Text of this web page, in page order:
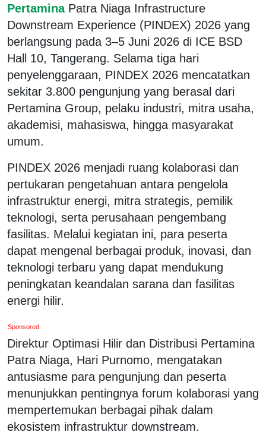
Pertamina Patra Niaga Infrastructure
Downstream Experience (PINDEX) 2026 yang
berlangsung pada 3–5 Juni 2026 di ICE BSD
Hall 10, Tangerang. Selama tiga hari
penyelenggaraan, PINDEX 2026 mencatatkan
sekitar 3.800 pengunjung yang berasal dari
Pertamina Group, pelaku industri, mitra usaha,
akademisi, mahasiswa, hingga masyarakat
umum.
PINDEX 2026 menjadi ruang kolaborasi dan
pertukaran pengetahuan antara pengelola
infrastruktur energi, mitra strategis, pemilik
teknologi, serta perusahaan pengembang
fasilitas. Melalui kegiatan ini, para peserta
dapat mengenal berbagai produk, inovasi, dan
teknologi terbaru yang dapat mendukung
peningkatan keandalan sarana dan fasilitas
energi hilir.
Sponsored
Direktur Optimasi Hilir dan Distribusi Pertamina
Patra Niaga, Hari Purnomo, mengatakan
antusiasme para pengunjung dan peserta
menunjukkan pentingnya forum kolaborasi yang
mempertemukan berbagai pihak dalam
ekosistem infrastruktur downstream.